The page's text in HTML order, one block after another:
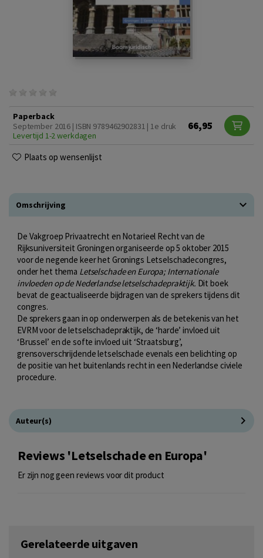
Paperback
September 2016 | ISBN 9789462902831 | 1e druk
Levertijd 1-2 werkdagen
66,95
Plaats op wensenlijst
Omschrijving
De Vakgroep Privaatrecht en Notarieel Recht van de
Rijksuniversiteit Groningen organiseerde op 5 oktober 2015
voor de negende keer het Gronings Letselschadecongres,
onder het thema Letselschade en Europa; Internationale
invloeden op de Nederlandse letselschadepraktijk. Dit boek
bevat de geactualiseerde bijdragen van de sprekers tijdens dit
congres.
De sprekers gaan in op onderwerpen als de betekenis van het
EVRM voor de letselschadepraktijk, de ‘harde’ invloed uit
‘Brussel’ en de softe invloed uit ‘Straatsburg’,
grensoverschrijdende letselschade evenals een belichting op
de positie van het buitenlands recht in een Nederlandse civiele
procedure.
Auteur(s)
Reviews 'Letselschade en Europa'
Er zijn nog geen reviews voor dit product
Gerelateerde uitgaven